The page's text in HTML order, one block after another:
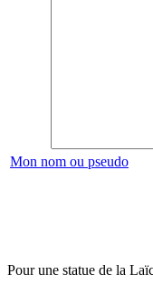
Mon nom ou pseudo
Pour une statue de la